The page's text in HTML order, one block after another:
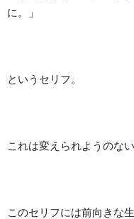
に。」
というセリフ。
これは変えられようのな
このセリフには前向きな